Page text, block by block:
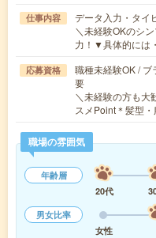
仕事内容
データ入力・タイ
＼未経験OKのシ
力！▼具体的には
応募資格
職種未経験OK / ブ
要
＼未経験の方も大
スメPoint＊髪型
職場の雰囲気
年齢層
20代
男女比率
女性